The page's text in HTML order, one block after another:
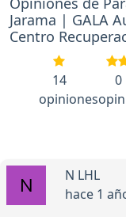
Jarama | GALA
Centro
14
opiniones
0
N LHL
hace 1